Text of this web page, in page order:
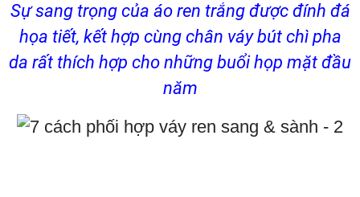
Sự sang trọng của áo ren trắng được đính đá
họa tiết, kết hợp cùng chân váy bút chì pha
da rất thích hợp cho những buổi họp mặt đầu
năm